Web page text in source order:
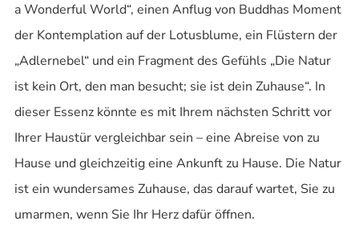
a Wonderful World“, einen Anflug von Buddhas Moment
der Kontemplation auf der Lotusblume, ein Flüstern der
„Adlernebel“ und ein Fragment des Gefühls „Die Natur
ist kein Ort, den man besucht; sie ist dein Zuhause“. In
dieser Essenz könnte es mit Ihrem nächsten Schritt vor
Ihrer Haustür vergleichbar sein – eine Abreise von zu
Hause und gleichzeitig eine Ankunft zu Hause. Die Natur
ist ein wundersames Zuhause, das darauf wartet, Sie zu
umarmen, wenn Sie Ihr Herz dafür öffnen.